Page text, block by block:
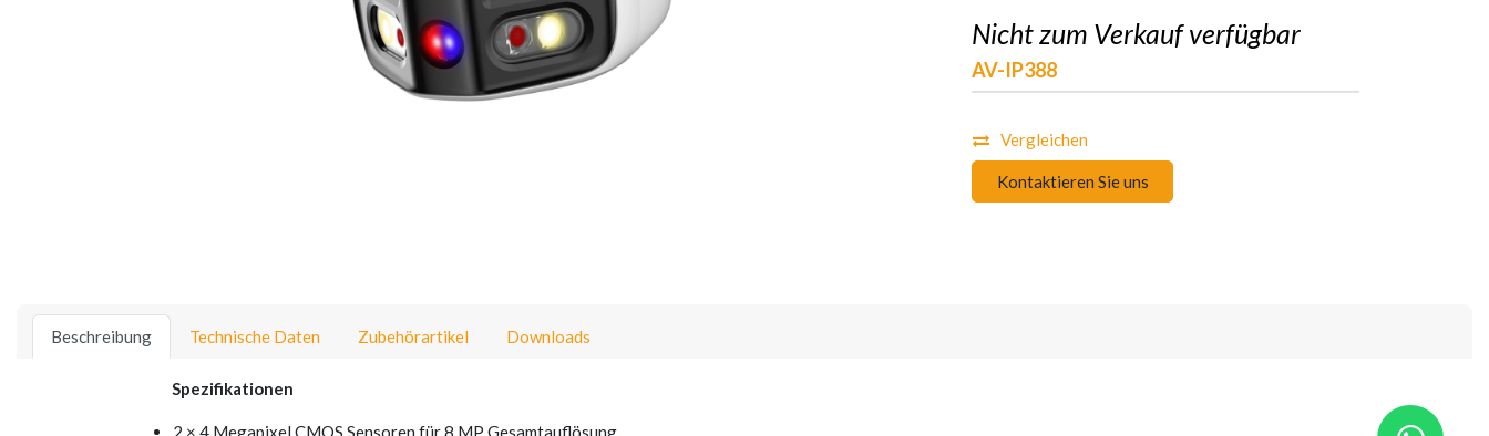
Nicht zum Verkauf verfügbar
AV-IP388
Vergleichen
Kontaktieren Sie uns
Beschreibung Technische Daten Zubehörartikel Downloads
Spezifikationen
2 × 4 Megapixel CMOS Sensoren für 8 MP Gesamtauflösung